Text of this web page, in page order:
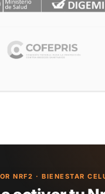
NRF2 · BIENESTAR